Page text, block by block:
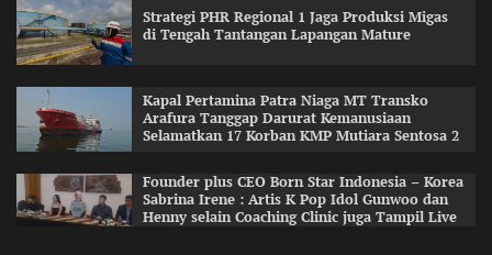
Strategi PHR Regional 1 Jaga Produksi Migas
di Tengah Tantangan Lapangan Mature
Kapal Pertamina Patra Niaga MT Transko
Arafura Tanggap Darurat Kemanusiaan
Selamatkan 17 Korban KMP Mutiara Sentosa 2
Founder plus CEO Born Star Indonesia – Korea
Sabrina Irene : Artis K Pop Idol Gunwoo dan
Henny selain Coaching Clinic juga Tampil Live